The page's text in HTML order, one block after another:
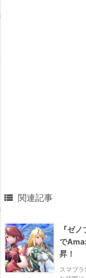
 関連記事
『ゼ
で
昇！
スマブ